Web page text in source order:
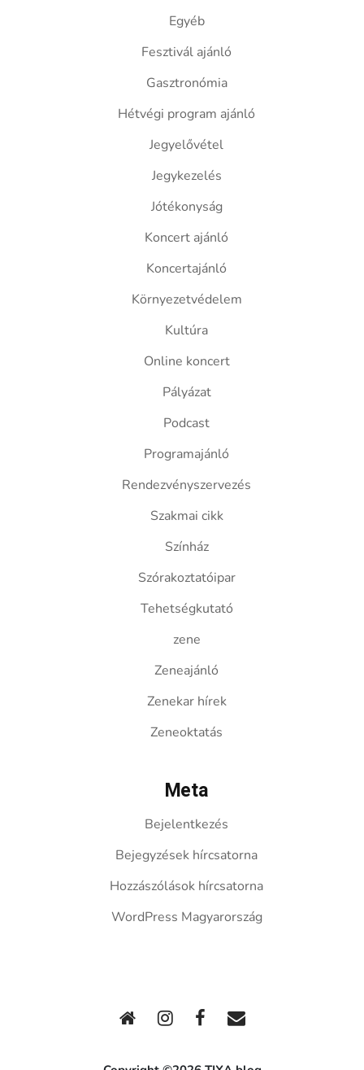
Egyéb
Fesztivál ajánló
Gasztronómia
Hétvégi program ajánló
Jegyelővétel
Jegykezelés
Jótékonyság
Koncert ajánló
Koncertajánló
Környezetvédelem
Kultúra
Online koncert
Pályázat
Podcast
Programajánló
Rendezvényszervezés
Szakmai cikk
Színház
Szórakoztatóipar
Tehetségkutató
zene
Zeneajánló
Zenekar hírek
Zeneoktatás
Meta
Bejelentkezés
Bejegyzések hírcsatorna
Hozzászólások hírcsatorna
WordPress Magyarország